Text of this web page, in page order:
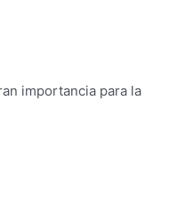
importancia para la